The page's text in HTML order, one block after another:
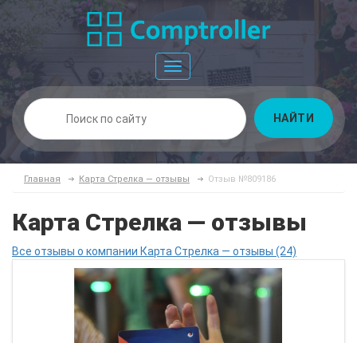
Toggle
navigation
НАЙТИ
Главная Карта Стрелка — отзывы Отзыв №809186
Карта Стрелка — отзывы
Все отзывы о компании Карта Стрелка — отзывы (24)